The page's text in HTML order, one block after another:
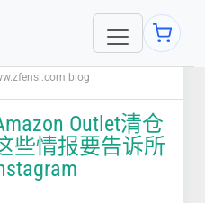
blog
Outlet清仓
些情报要告诉所